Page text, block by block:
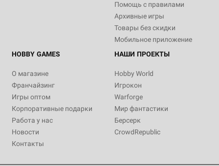
Помощь с правилами
Архивные игры
Товары без скидки
Мобильное приложение
HOBBY GAMES
О магазине
Франчайзинг
Игры оптом
Корпоративные подарки
Работа у нас
Новости
Контакты
НАШИ ПРОЕКТЫ
Hobby World
Игрокон
Warforge
Мир фантастики
Берсерк
CrowdRepublic